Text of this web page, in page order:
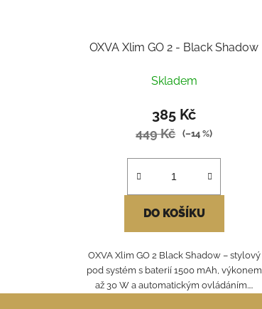
OXVA Xlim GO 2 - Black Shadow
Skladem
385 Kč
449 Kč (–14 %)
DO KOŠÍKU
OXVA Xlim GO 2 Black Shadow – stylový
pod systém s baterií 1500 mAh, výkonem
až 30 W a automatickým ovládáním....